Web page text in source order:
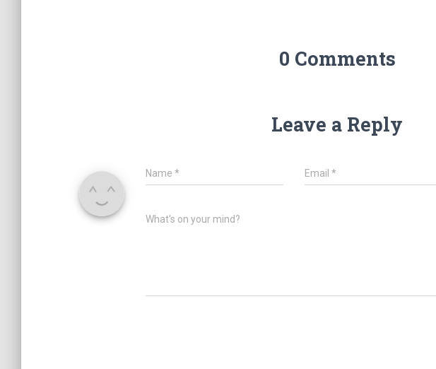
0 Comments
Leave a Reply
Name * Email*
What's on your mind?